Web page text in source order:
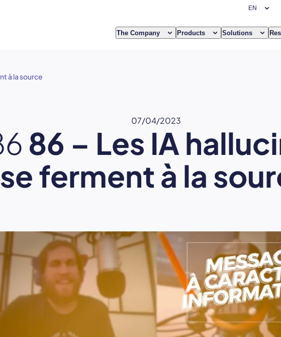
The Company Products Solutions
à la source
07/04/2023
86 – Les IA
se ferment à la